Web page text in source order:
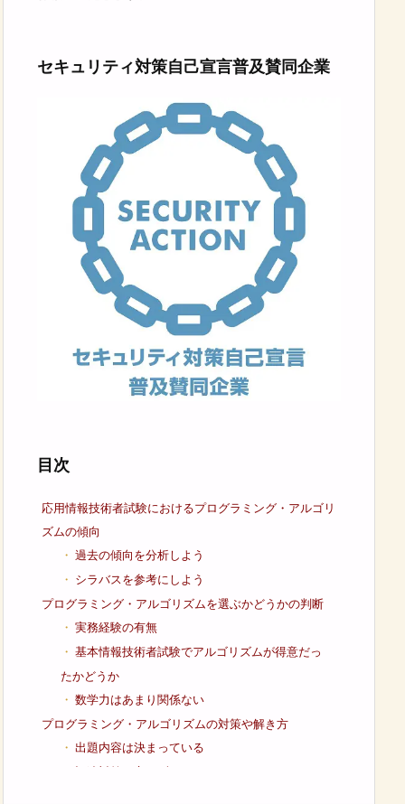
セキュリティ対策自己宣言普及賛同企業
目次
応用情報技術者試験におけるプログラミング・アルゴリ
ズムの傾向
過去の傾向を分析しよう
シラバスを参考にしよう
プログラミング・アルゴリズムを選ぶかどうかの判断
実務経験の有無
基本情報技術者試験でアルゴリズムが得意だっ
たかどうか
数学力はあまり関係ない
プログラミング・アルゴリズムの対策や解き方
出題内容は決まっている
記述対策を忘れずに